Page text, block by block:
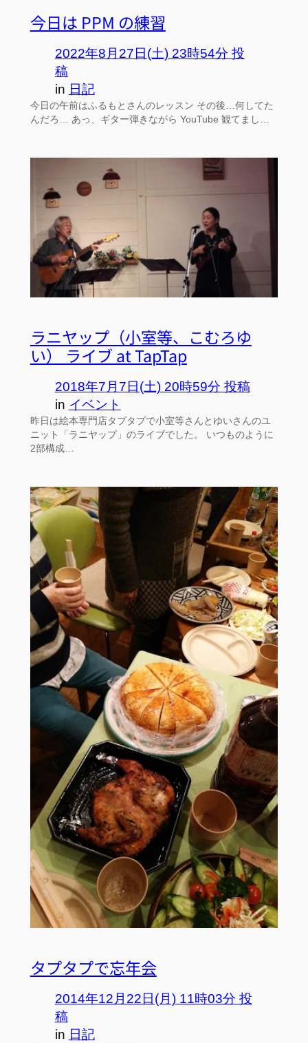
今日は PPM の練習
2022年8月27日(土) 23時54分 投
稿
in 日記
今日の午前はふるもとさんのレッスン その後…何してた
んだろ… あっ、ギター弾きながら YouTube 観てまし…
ラニヤップ（小室等、こむろゆ
い） ライブ at TapTap
2018年7月7日(土) 20時59分 投稿
in イベント
昨日は絵本専門店タプタプで小室等さんとゆいさんのユ
ニット「ラニヤップ」のライブでした。 いつものように
2部構成…
タプタプで忘年会
2014年12月22日(月) 11時03分 投
稿
in 日記